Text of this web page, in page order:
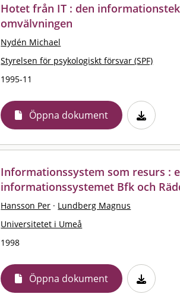
Hotet från IT : den
omvälvningen
Nydén Michael
Styrelsen för psykologiskt försvar (SPF)
1995-11
Öppna dokument
Informationssystem som resurs :
informationssystemet Bfk och
Hansson Per · Lundberg Magnus
Universitetet i Umeå
1998
Öppna dokument